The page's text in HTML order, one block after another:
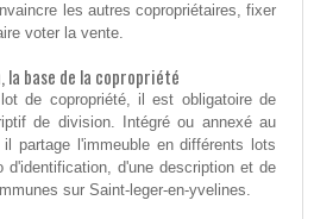
les autres copropriétaires, fixer
voter la vente.
base de la copropriété
de copropriété, il est obligatoire de
de division. Intégré ou annexé au
partage l'immeuble en différents lots
d'identification, d'une description et de
sur Saint-leger-en-yvelines.